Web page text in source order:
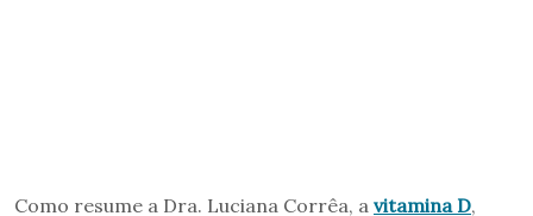
Como resume a Dra. Luciana Corrêa, a vitamina D,